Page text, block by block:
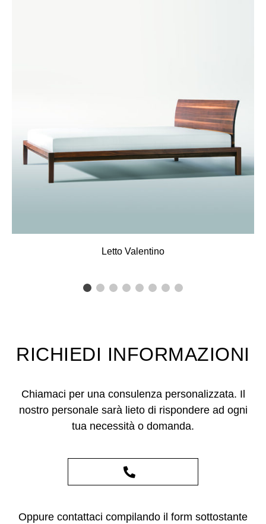
Letto Valentino
RICHIEDI INFORMAZIONI
Chiamaci per una consulenza personalizzata. Il
nostro personale sarà lieto di rispondere ad ogni
tua necessità o domanda.
Oppure contattaci compilando il form sottostante